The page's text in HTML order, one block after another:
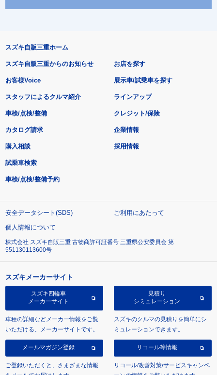
スズキ自販三重ホーム
スズキ自販三重からのお知らせ
お客様Voice
スタッフによるクルマ紹介
お店を探す
展示車/試乗車を探す
ラインアップ
車検/点検/整備 クレジット/保険
カタログ請求
購入相談
試乗車検索
車検/点検/整備予約
企業情報
採用情報
安全データシート(SDS)
ご利用にあたって
個人情報について
株式会社 スズキ自販三重 古物商許可証番号 三重県公安委員会 第
551130113600号
スズキメーカーサイト
スズキ四輪車
メーカーサイト
車種の詳細などメーカー情報をご覧
いただける、メーカーサイトです。
見積り
シミュレーション
スズキのクルマの見積りを簡単にシ
ミュレーションできます。
メールマガジン登録
ご登録いただくと、さまざまな情報
リコール等情報
リコール/改善対策/サービスキャンペ